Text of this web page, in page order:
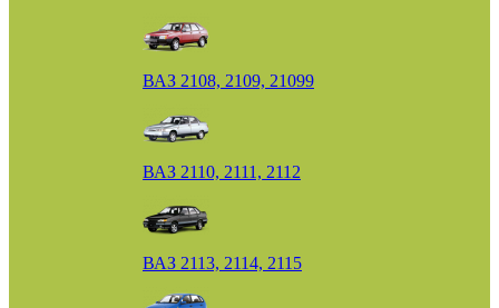
ВАЗ 2108, 2109, 21099
ВАЗ 2110, 2111, 2112
ВАЗ 2113, 2114, 2115